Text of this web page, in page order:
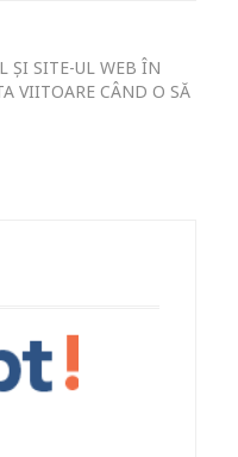
ȘI SITE-UL WEB ÎN
VIITOARE CÂND O SĂ